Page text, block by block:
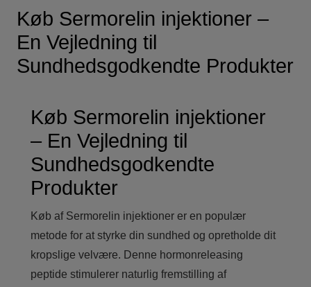
Køb Sermorelin injektioner –
En Vejledning til
Sundhedsgodkendte Produkter
Køb Sermorelin injektioner
– En Vejledning til
Sundhedsgodkendte
Produkter
Køb af Sermorelin injektioner er en populær
metode for at styrke din sundhed og opretholde dit
kropslige velvære. Denne hormonreleasing
peptide stimulerer naturlig fremstilling af